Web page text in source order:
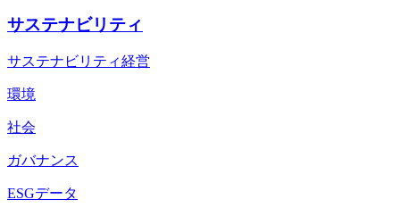
サステナビリティ
サステナビリティ経営
環境
社会
ガバナンス
ESGデータ